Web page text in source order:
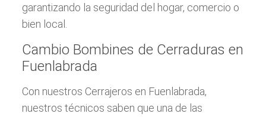
garantizando la seguridad del hogar, comercio o
bien local.
Cambio Bombines de Cerraduras en
Fuenlabrada
Con nuestros Cerrajeros en Fuenlabrada,
nuestros técnicos saben que una de las